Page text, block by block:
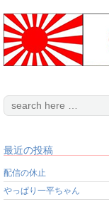
最近の投稿
配信の休止
やっぱり一平ちゃん